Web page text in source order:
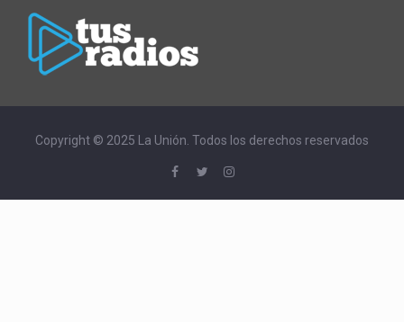
Copyright © 2025 La Unión. Todos los derechos reservados